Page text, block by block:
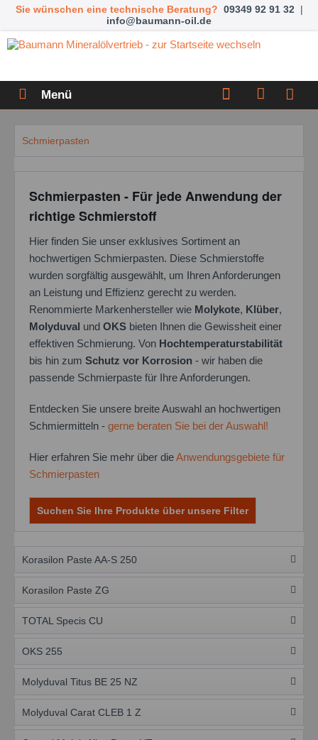
Sie wünschen eine technische Beratung? 09349 92 91 32 |
info@baumann-oil.de
Menü
Schmierpasten
Schmierpasten - Für jede Anwendung der
richtige Schmierstoff
Hier finden Sie unser exklusives Sortiment an
hochwertigen Schmierpasten. Diese Schmierstoffe
wurden sorgfältig ausgewählt, um Ihren Anforderungen
an Leistung und Effizienz gerecht zu werden.
Renommierte Markenhersteller wie Molykote, Klüber,
Molyduval und OKS bieten Ihnen die Gewissheit einer
effektiven Schmierung. Von Hochtemperaturstabilität
bis hin zum Schutz vor Korrosion - wir haben die
passende Schmierpaste für Ihre Anforderungen.
Entdecken Sie unsere breite Auswahl an hochwertigen
Schmiermitteln - gerne beraten Sie bei der Auswahl!
Hier erfahren Sie mehr über dieAnwendungsgebiete für
Schmierpasten
Suchen Sie Ihre Produkte über unsere Filter
Korasilon Paste AA-S 250
Korasilon Paste ZG
TOTAL Specis CU
OKS 255
Molyduval Titus BE 25 NZ
Molyduval Carat CLEB 1 Z